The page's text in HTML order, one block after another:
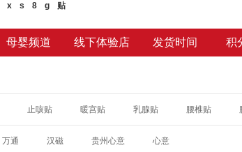
x s 8 g 贴
母婴频道 线下体验店 发货时间 积
止咳贴 暖宫贴 乳腺贴 腰椎贴
万通 汉磁 贵州心意 心意